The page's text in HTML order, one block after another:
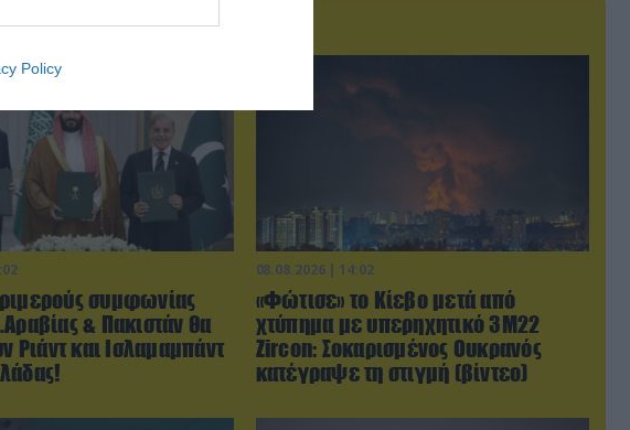
Policy
συμφωνίας
& Πακιστάν θα
Ριάντ και Ισλαμαμπάντ
08.08.2026 | 14:02
«Φώτισε» το Κίεβο μετά από
χτύπημα με υπερηχητικό 3M22
Zircon: Σοκαρισμένος Ουκρανός
κατέγραψε τη στιγμή (βίντεο)